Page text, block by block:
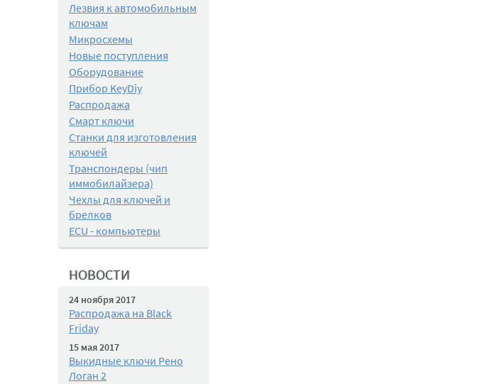
Лезвия к автомобильным
ключам
Микросхемы
Новые поступления
Оборудование
Прибор KeyDiy
Распродажа
Смарт ключи
Станки для изготовления
ключей
Транспондеры (чип
иммобилайзера)
Чехлы для ключей и
брелков
ECU - компьютеры
НОВОСТИ
24 ноября 2017
Распродажа на Black
Friday
15 мая 2017
Выкидные ключи Рено
Логан 2